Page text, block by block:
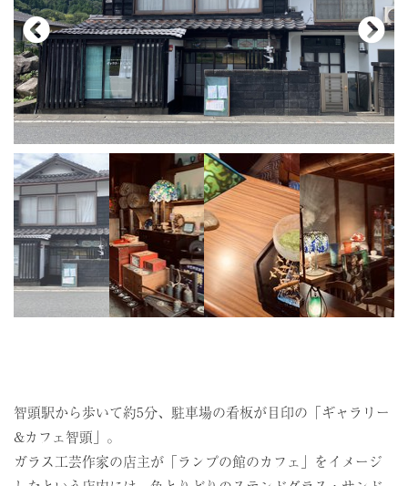
智頭駅から歩いて約5分、駐車場の看板が目印の「ギャラリー
&カフェ智頭」。
ガラス工芸作家の店主が「ランプの館のカフェ」をイメージ